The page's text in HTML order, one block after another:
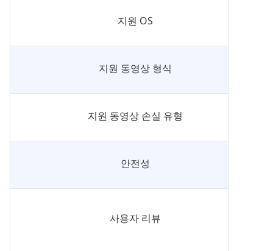
지원 OS
지원 동영상 형식
지원 동영상 손실 유형
안전성
사용자 리뷰